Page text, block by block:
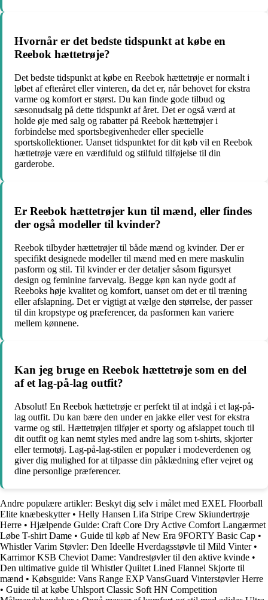
Hvornår er det bedste tidspunkt at købe en
Reebok hættetrøje?
Det bedste tidspunkt at købe en Reebok hættetrøje er normalt i
løbet af efteråret eller vinteren, da det er, når behovet for ekstra
varme og komfort er størst. Du kan finde gode tilbud og
sæsonudsalg på dette tidspunkt af året. Det er også værd at
holde øje med salg og rabatter på Reebok hættetrøjer i
forbindelse med sportsbegivenheder eller specielle
sportskollektioner. Uanset tidspunktet for dit køb vil en Reebok
hættetrøje være en værdifuld og stilfuld tilføjelse til din
garderobe.
Er Reebok hættetrøjer kun til mænd, eller findes
der også modeller til kvinder?
Reebok tilbyder hættetrøjer til både mænd og kvinder. Der er
specifikt designede modeller til mænd med en mere maskulin
pasform og stil. Til kvinder er der detaljer såsom figursyet
design og feminine farvevalg. Begge køn kan nyde godt af
Reeboks høje kvalitet og komfort, uanset om det er til træning
eller afslapning. Det er vigtigt at vælge den størrelse, der passer
til din kropstype og præferencer, da pasformen kan variere
mellem kønnene.
Kan jeg bruge en Reebok hættetrøje som en del
af et lag-på-lag outfit?
Absolut! En Reebok hættetrøje er perfekt til at indgå i et lag-på-
lag outfit. Du kan bære den under en jakke eller vest for ekstra
varme og stil. Hættetrøjen tilføjer et sporty og afslappet touch til
dit outfit og kan nemt styles med andre lag som t-shirts, skjorter
eller termotøj. Lag-på-lag-stilen er populær i modeverdenen og
giver dig mulighed for at tilpasse din påklædning efter vejret og
dine personlige præferencer.
Andre populære artikler: Beskyt dig selv i målet med EXEL Floorball
Elite knæbeskytter• Helly Hansen Lifa Stripe Crew Skiundertrøje
Herre • Hjælpende Guide: Craft Core Dry Active Comfort Langærmet
Løbe T-shirt Dame • Guide til køb af New Era 9FORTY Basic Cap •
Whistler Varim Støvler: Den Ideelle Hverdagsstøvle til Mild Vinter•
Karrimor KSB Cheviot Dame: Vandrestøvler til den aktive kvinde •
Den ultimative guide til Whistler Quiltet Lined Flannel Skjorte til
mænd • Købsguide: Vans Range EXP VansGuard Vinterstøvler Herre
• Guide til at købe Uhlsport Classic Soft HN Competition